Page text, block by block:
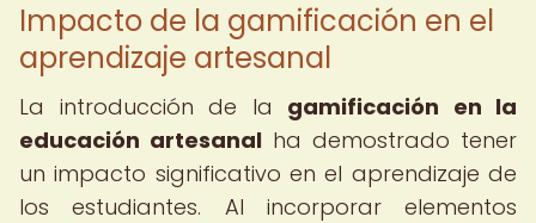
Impacto de la gamificación en el
aprendizaje artesanal
La introducción de la gamificación en la
educación artesanal ha demostrado tener
un impacto significativo en el aprendizaje de
los estudiantes. Al incorporar elementos